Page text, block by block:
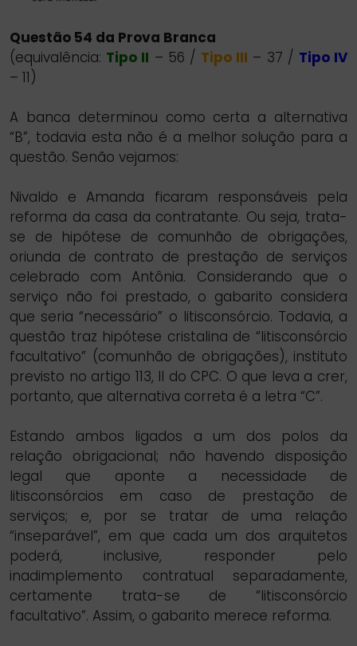
Questão 54 da Prova Branca
(equivalência: Tipo II – 56 / Tipo III – 37 / Tipo IV
– 11)
A banca determinou como certa a alternativa
“B”, todavia esta não é a melhor solução para a
questão. Senão vejamos:
Nivaldo e Amanda ficaram responsáveis pela
reforma da casa da contratante. Ou seja, trata-
se de hipótese de comunhão de obrigações,
oriunda de contrato de prestação de serviços
celebrado com Antônia. Considerando que o
serviço não foi prestado, o gabarito considera
que seria “necessário” o litisconsórcio. Todavia, a
questão traz hipótese cristalina de “litisconsórcio
facultativo” (comunhão de obrigações), instituto
previsto no artigo 113, II do CPC. O que leva a crer,
portanto, que alternativa correta é a letra “C”.
Estando ambos ligados a um dos polos da
relação obrigacional; não havendo disposição
legal que aponte a necessidade de
litisconsórcios em caso de prestação de
serviços; e, por se tratar de uma relação
“inseparável”, em que cada um dos arquitetos
poderá, inclusive, responder pelo
inadimplemento contratual separadamente,
certamente trata-se de “litisconsórcio
facultativo”. Assim, o gabarito merece reforma.